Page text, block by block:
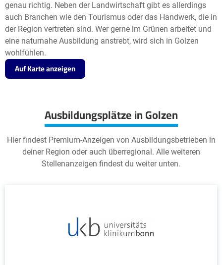
genau richtig. Neben der Landwirtschaft gibt es allerdings
auch Branchen wie den Tourismus oder das Handwerk, die in
der Region vertreten sind. Wer gerne im Grünen arbeitet und
eine naturnahe Ausbildung anstrebt, wird sich in Golzen
wohlfühlen.
Auf Karte anzeigen
Ausbildungsplätze in Golzen
Hier findest Premium-Anzeigen von Ausbildungsbetrieben in
deiner Region oder auch überregional. Alle weiteren
Stellenanzeigen findest du weiter unten.